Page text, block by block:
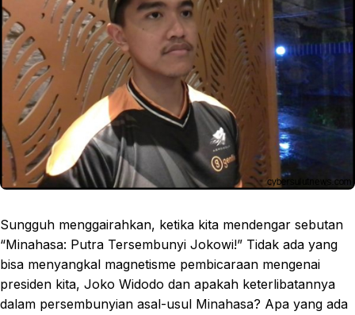
Sungguh menggairahkan, ketika kita mendengar sebutan
“Minahasa: Putra Tersembunyi Jokowi!” Tidak ada yang
bisa menyangkal magnetisme pembicaraan mengenai
presiden kita, Joko Widodo dan apakah keterlibatannya
dalam persembunyian asal-usul Minahasa? Apa yang ada